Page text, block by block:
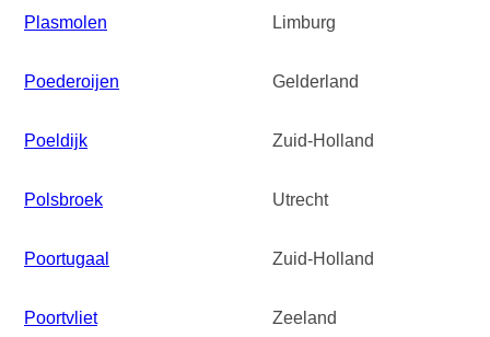
Plasmolen Limburg
Poederoijen Gelderland
Poeldijk Zuid-Holland
Polsbroek Utrecht
Poortugaal Zuid-Holland
Poortvliet Zeeland